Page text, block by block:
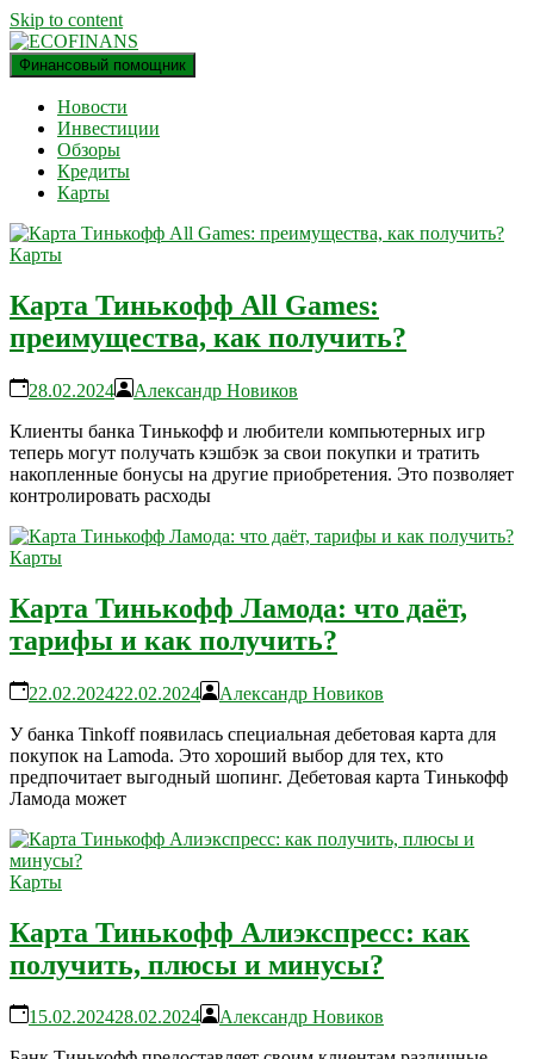
Skip to content
ECOFINANS
финансовый блог
Финансовый помощник
Новости
Инвестиции
Обзоры
Кредиты
Карты
Карты
Карта Тинькофф All Games:
преимущества, как получить?
28.02.2024
Александр Новиков
Клиенты банка Тинькофф и любители компьютерных игр
теперь могут получать кэшбэк за свои покупки и тратить
накопленные бонусы на другие приобретения. Это позволяет
контролировать расходы
Карты
Карта Тинькофф Ламода: что даёт,
тарифы и как получить?
22.02.202422.02.2024
Александр Новиков
У банка Tinkoff появилась специальная дебетовая карта для
покупок на Lamoda. Это хороший выбор для тех, кто
предпочитает выгодный шопинг. Дебетовая карта Тинькофф
Ламода может
Карты
Карта Тинькофф Алиэкспресс: как
получить, плюсы и минусы?
15.02.202428.02.2024
Александр Новиков